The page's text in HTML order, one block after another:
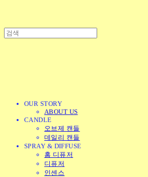
OUR STORY
ABOUT US
CANDLE
오브제 캔들
데일리 캔들
SPRAY & DIFFUSE
홈 디퓨저
디퓨저
인센스